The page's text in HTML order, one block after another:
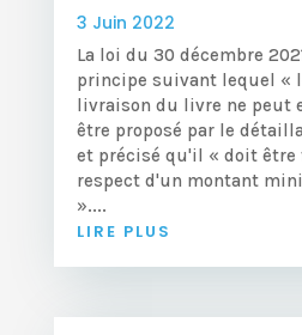
3 Juin 2022
La loi du 30 décembre
principe suivant lequel «
livraison du livre ne peut
être proposé par le
et précisé qu'il « doit être
respect d'un montant
»....
LIRE PLUS